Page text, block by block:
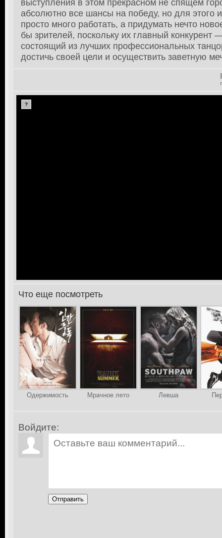
выступления в этом прекрасном не спящем
абсолютно все шансы на победу, но для этого
просто много работать, а придумать нечто
бы зрителей, поскольку их главный конкурент
состоящий из лучших профессиональных
достичь своей цели и осуществить заветную
?
Что еще посмотреть
Одержимость Мрачное лето Левша
Войдите:
Отправить